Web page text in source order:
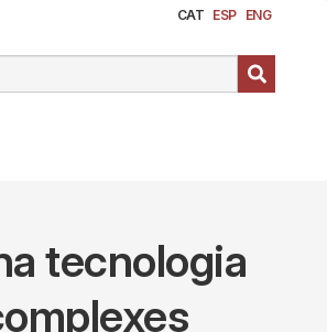
CAT ESP ENG
tecnologia